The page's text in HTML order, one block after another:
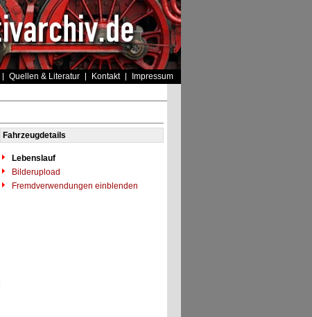
Quellen & Literatur Kontakt Impressum
Fahrzeugdetails
Lebenslauf
Bilderupload
Fremdverwendungen einblenden